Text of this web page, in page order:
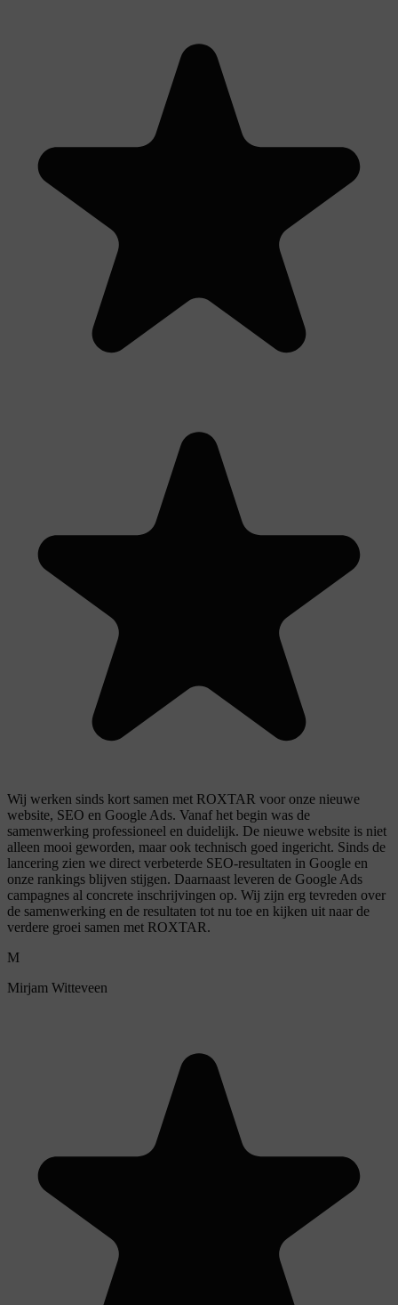
Wij werken sinds kort samen met ROXTAR voor onze nieuwe
website, SEO en Google Ads. Vanaf het begin was de
samenwerking professioneel en duidelijk. De nieuwe website is niet
alleen mooi geworden, maar ook technisch goed ingericht. Sinds de
lancering zien we direct verbeterde SEO-resultaten in Google en
onze rankings blijven stijgen. Daarnaast leveren de Google Ads
campagnes al concrete inschrijvingen op. Wij zijn erg tevreden over
de samenwerking en de resultaten tot nu toe en kijken uit naar de
verdere groei samen met ROXTAR.
M
Mirjam Witteveen